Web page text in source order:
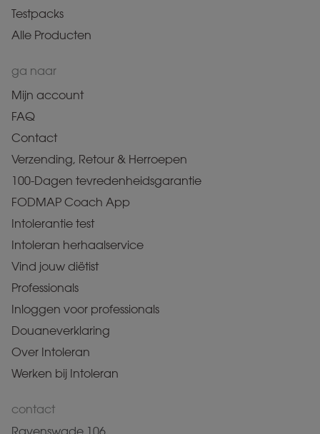
Testpacks
Alle Producten
ga naar
Mijn account
FAQ
Contact
Verzending, Retour & Herroepen
100-Dagen tevredenheidsgarantie
FODMAP Coach App
Intolerantie test
Intoleran herhaalservice
Vind jouw diëtist
Professionals
Inloggen voor professionals
Douaneverklaring
Over Intoleran
Werken bij Intoleran
contact
Ravenswade 106